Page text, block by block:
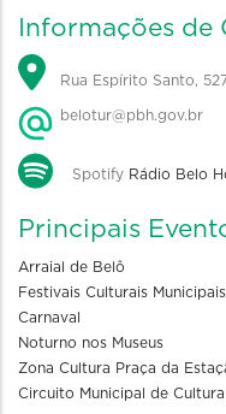
Informações de
Rua Espírito Santo,
belotur@pbh.gov.br
Spotify Rádio Belo
Principais
Arraial de Belô
Festivais Culturais Municipais
Carnaval
Noturno nos Museus
Zona Cultura Praça da
Circuito Municipal de Cultura